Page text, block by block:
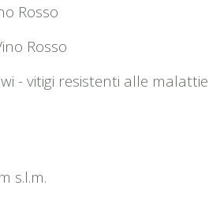
Rosso
Rosso
- vitigi resistenti alle malattie
s.l.m.